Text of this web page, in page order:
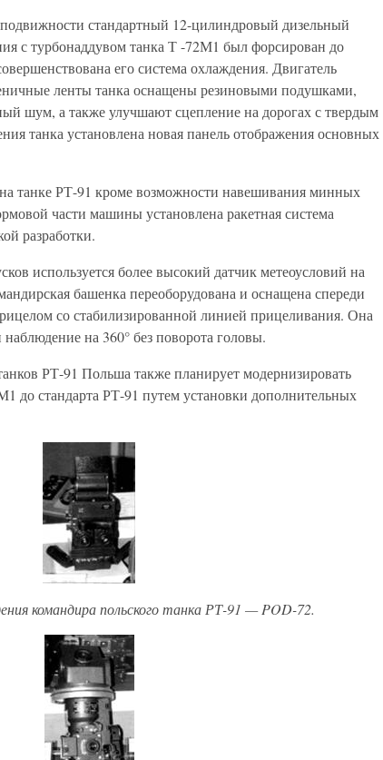
стандартный 12-цилиндровый дизельный
с турбонаддувом танка Т -72М1 был форсирован до
его система охлаждения. Двигатель
ленты танка оснащены резиновыми подушками,
шум, а также улучшают сцепление на дорогах с твердым
танка установлена новая панель отображения основных
танке РТ-91 кроме возможности навешивания минных
части машины установлена ракетная система
разработки.
используется более высокий датчик метеоусловий на
башенка переоборудована и оснащена спереди
со стабилизированной линией прицеливания. Она
на 360° без поворота головы.
РТ-91 Польша также планирует модернизировать
до стандарта РТ-91 путем установки дополнительных
командира польского танка РТ-91 — POD-72.